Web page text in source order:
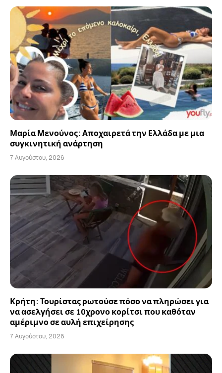
Μαρία Μενούνος: Αποχαιρετά την Ελλάδα με μια
συγκινητική ανάρτηση
7 Αυγούστου, 2026
Κρήτη: Τουρίστας ρωτούσε πόσο να πληρώσει για
να ασελγήσει σε 10χρονο κορίτσι που καθόταν
αμέριμνο σε αυλή επιχείρησης
7 Αυγούστου, 2026